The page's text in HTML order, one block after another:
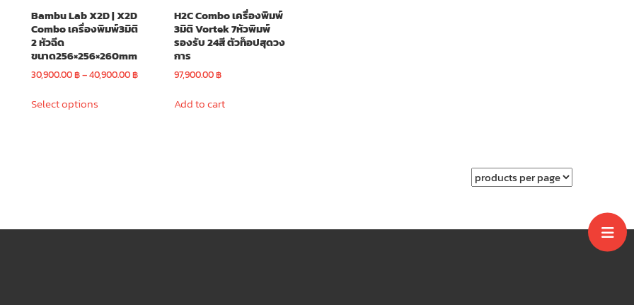
23,900.00 ฿
Bambu Lab X2D | X2D
Combo เครื่องพิมพ์3มิติ
2 หัวฉีด
ขนาด256×256×260mm
30,900.00฿–40,900.00฿Price
30,900.00 ฿
Select optionsproduct
chosen
H2C Combo เครื่องพิมพ์
3มิติ Vortek 7หัวพิมพ์
รองรับ 24สี ตัวท็อปสุดวง
การ
97,900.00฿
Add to cart